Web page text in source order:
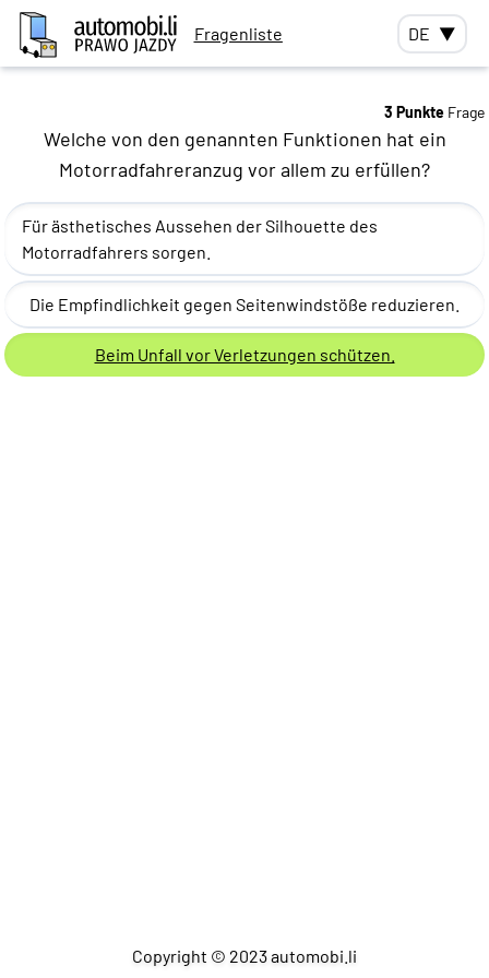
Fragenliste DE ▼
3 Punkte Frage
Welche von den genannten Funktionen hat ein
Motorradfahreranzug vor allem zu erfüllen?
Für ästhetisches Aussehen der Silhouette des
Motorradfahrers sorgen.
Die Empfindlichkeit gegen Seitenwindstöße reduzieren.
Beim Unfall vor Verletzungen schützen.
Copyright © 2023 automobi.li